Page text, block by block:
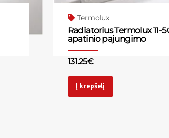
Termolux
Radiatorius Termolux 11-
apatinio pajungimo
131.25€
Į krepšelį